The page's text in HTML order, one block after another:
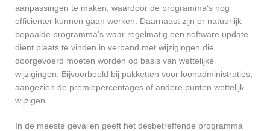
aanpassingen te maken, waardoor de programma’s nog
efficiënter kunnen gaan werken. Daarnaast zijn er natuurlijk
bepaalde programma’s waar regelmatig een software update
dient plaats te vinden in verband met wijzigingen die
doorgevoerd moeten worden op basis van wettelijke
wijzigingen. Bijvoorbeeld bij pakketten voor loonadministraties,
aangezien de premiepercentages of andere punten wettelijk
wijzigen.
In de meeste gevallen geeft het desbetreffende programma